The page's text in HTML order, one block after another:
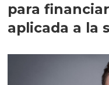
para
aplicada a la